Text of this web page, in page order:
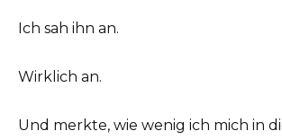
Ich sah ihn an.
Wirklich an.
Und merkte, wie wenig ich mich in